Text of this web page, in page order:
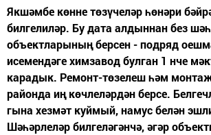
Якшәмбе көнне төзүчеләр һөнәри
билгелиләр. Бу дата алдыннан без
объектларының берсен - подряд
исемендәге химзавод булган 1 нче
карадык. Ремонт-төзелеш һәм
районда иң көчлеләрдән берсе.
гына хезмәт куймый, намус белән
Шәһәрлеләр билгеләгәнчә, әгәр